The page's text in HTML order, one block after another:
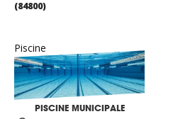
(84800)
Piscine
PISCINE MUNICIPALE